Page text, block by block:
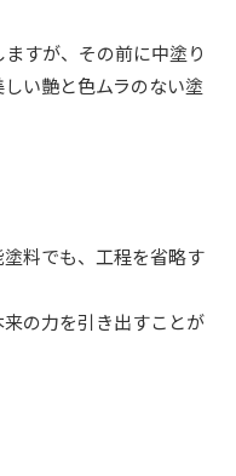
すが、その前に中塗り
い艶と色ムラのない塗
料でも、工程を省略す
の力を引き出すことが